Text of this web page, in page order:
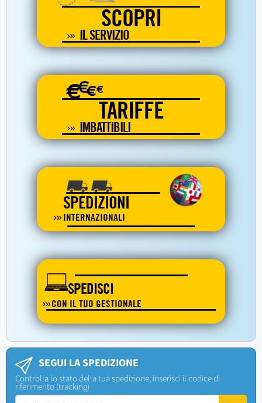
SCOPRI
IL SERVIZIO
€€€€
TARIFFE
IMBATTIBILI
SPEDIZIONI
INTERNAZIONALI
SPEDISCI
CON IL TUO GESTIONALE
SEGUI LA SPEDIZIONE
Controlla lo stato della tua spedizione, inserisci il codice di
riferimento (tracking)